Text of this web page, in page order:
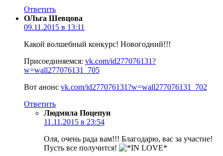
Ответить
ОЛьга Шевцова
09.11.2015 в 13:11
Какой волшебный конкурс! Новогодний!!!
Присоединяемся: vk.com/id277076131?
w=wall277076131_705
Вот анонс vk.com/id277076131?w=wall277076131_702
Ответить
Людмила Поцепун
11.11.2015 в 23:54
Оля, очень рада вам!!! Благодарю, вас за участие!
Пусть все получится!